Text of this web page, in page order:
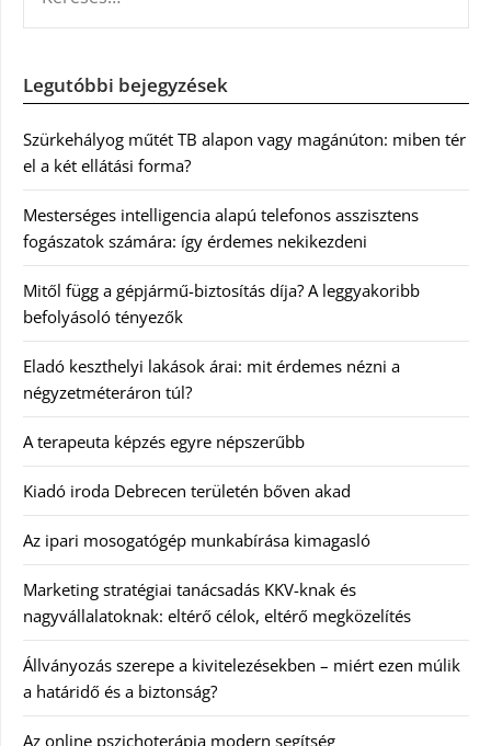
Legutóbbi bejegyzések
Szürkehályog műtét TB alapon vagy magánúton: miben tér
el a két ellátási forma?
Mesterséges intelligencia alapú telefonos asszisztens
fogászatok számára: így érdemes nekikezdeni
Mitől függ a gépjármű-biztosítás díja? A leggyakoribb
befolyásoló tényezők
Eladó keszthelyi lakások árai: mit érdemes nézni a
négyzetméteráron túl?
A terapeuta képzés egyre népszerűbb
Kiadó iroda Debrecen területén bőven akad
Az ipari mosogatógép munkabírása kimagasló
Marketing stratégiai tanácsadás KKV-knak és
nagyvállalatoknak: eltérő célok, eltérő megközelítés
Állványozás szerepe a kivitelezésekben – miért ezen múlik
a határidő és a biztonság?
Az online pszichoterápia modern segítség